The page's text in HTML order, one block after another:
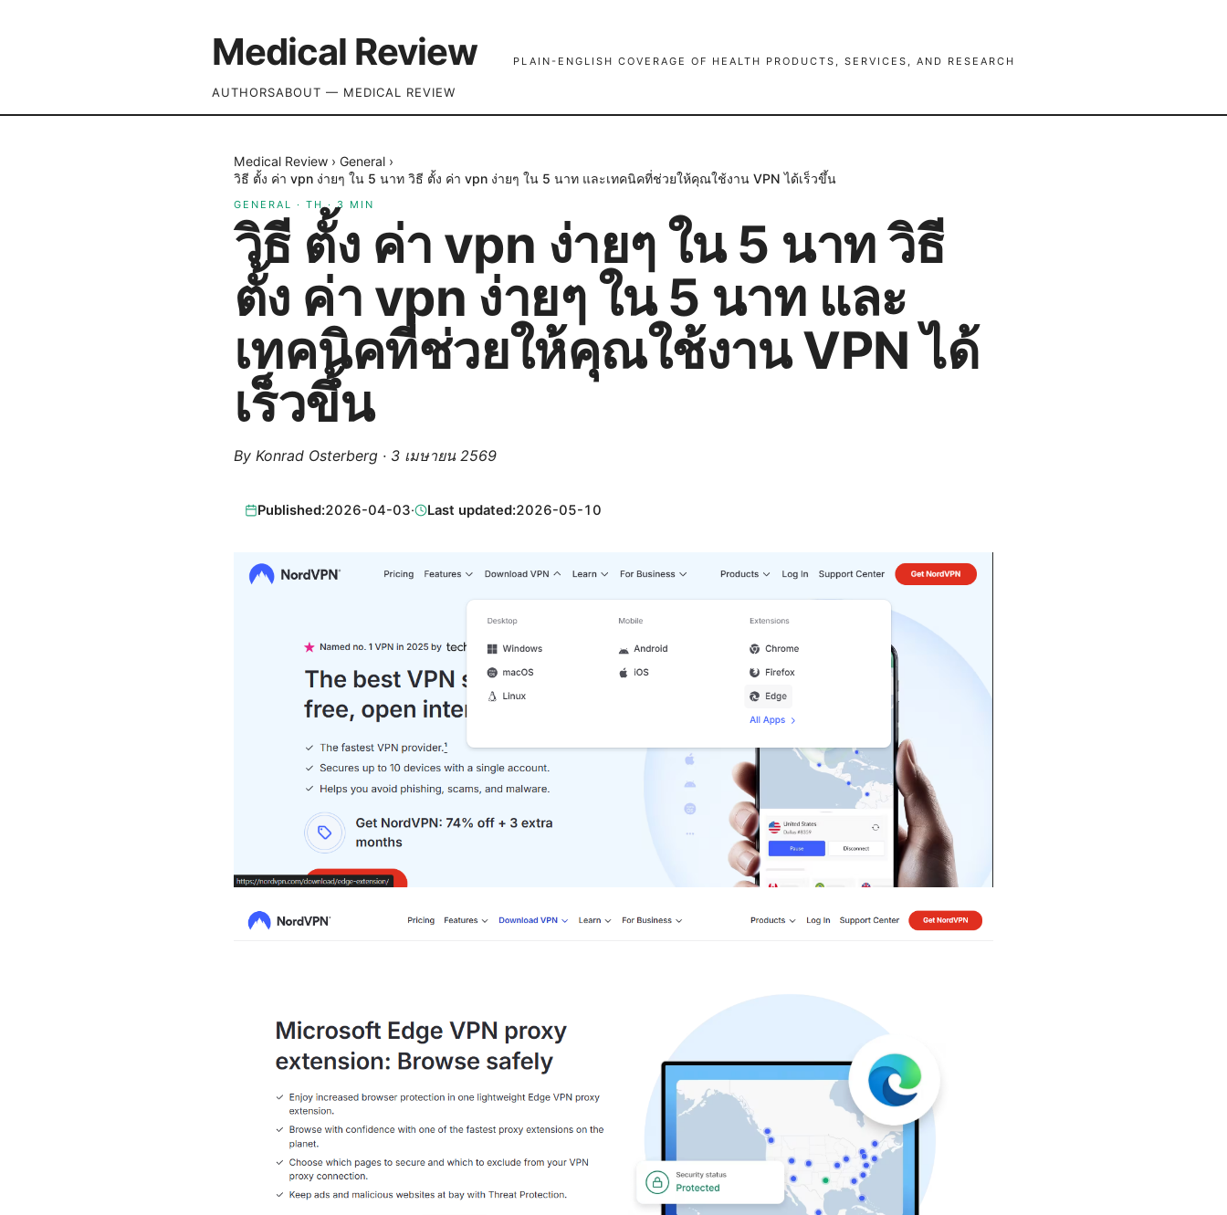
Medical Review PLAIN-ENGLISH COVERAGE OF HEALTH PRODUCTS, SERVICES, AND RESEARCH
AUTHORSABOUT — MEDICAL REVIEW
Medical Review › General ›
วิธี ตั้ง ค่า vpn ง่ายๆ ใน 5 นาท วิธี ตั้ง ค่า vpn ง่ายๆ ใน 5 นาท และเทคนิคที่ช่วยให้คุณใช้งาน VPN ได้เร็วขึ้น
GENERAL · TH·3 MIN
วิธี ตั้ง ค่า vpn ง่ายๆ ใน 5 นาท วิธี
ตั้ง ค่า vpn ง่ายๆ ใน 5 นาท และ
เทคนิคที่ช่วยให้คุณใช้งาน VPN ได้
เร็วขึ้น
By Konrad Osterberg · 3 เมษายน 2569
Published:2026-04-03· Last updated:2026-05-10